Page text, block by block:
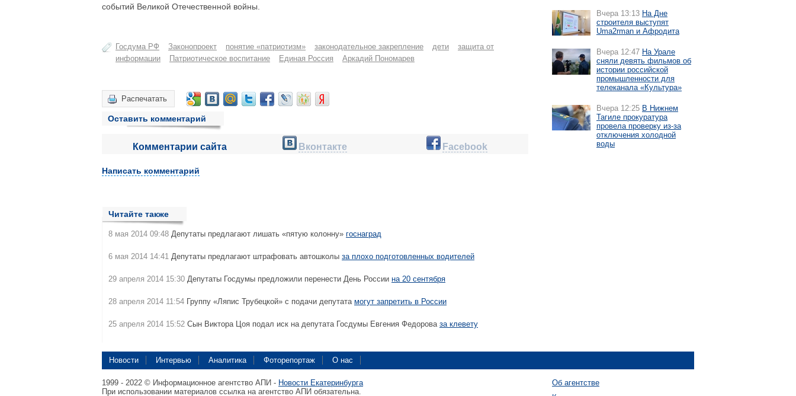
событий Великой Отечественной войны.
Госдума РФ Законопроект понятие «патриотизм» законодательное закрепление дети
защита от
информации
Патриотическое воспитание Единая Россия Аркадий Пономарев
Распечатать
Оставить комментарий
Комментарии сайта Вконтакте Facebook
Написать комментарий
Читайте также
8 мая 2014 09:48 Депутаты предлагают лишать «пятую колонну» госнаград
6 мая 2014 14:41 Депутаты предлагают штрафовать автошколы за плохо подготовленных водителей
29 апреля 2014 15:30 Депутаты Госдумы предложили перенести День России на 20 сентября
28 апреля 2014 11:54 Группу «Ляпис Трубецкой» с подачи депутата могут запретить в России
25 апреля 2014 15:52 Сын Виктора Цоя подал иск на депутата Госдумы Евгения Федорова за клевету
Вчера 13:13 На Дне
строителя выступят
Uma2rman и Афродита
Вчера 12:47 На Урале
сняли девять фильмов об
истории российской
промышленности для
телеканала «Культура»
Вчера 12:25 В Нижнем
Тагиле прокуратура
провела проверку из-за
отключения холодной
воды
Новости Интервью Аналитика Фоторепортаж О нас
1999 - 2022 © Информационное агентство АПИ - Новости Екатеринбурга
При использовании материалов ссылка на агентство АПИ обязательна.
Об агентстве